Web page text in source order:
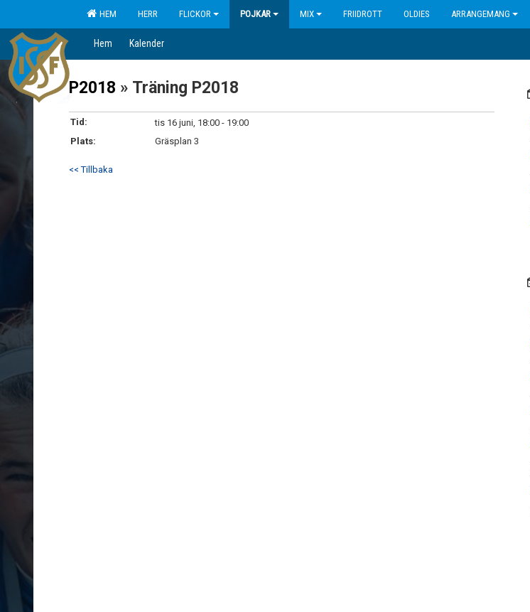
HEM HERR FLICKOR POJKAR MIX FRIIDROTT OLDIES ARRANGEMANG
Hem Kalender
P2018 » Träning P2018
Tid:
tis 16 juni, 18:00 - 19:00
Plats:
Gräsplan 3
<< Tillbaka